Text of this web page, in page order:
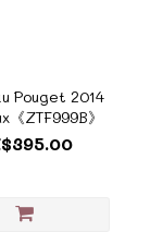
Pouget 2014
ZTF999B》